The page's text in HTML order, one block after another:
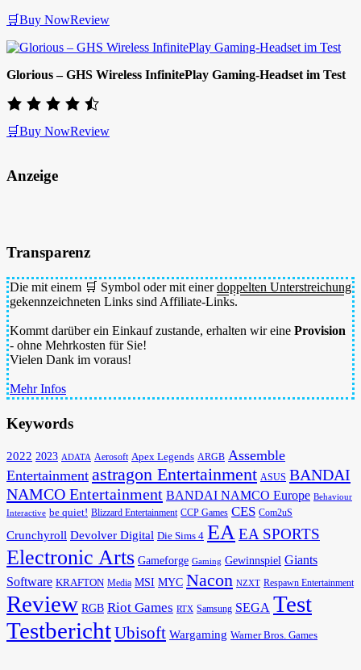
🛒Buy NowReview
Glorious – GHS Wireless InfinitePlay Gaming-Headset im Test
🛒Buy NowReview
Anzeige
Transparenz
Die mit einem 🛒 Symbol oder mit einerdoppelten Unterstreichung
gekennzeichneten Links sind Affiliate-Links.
Kommt darüber ein Einkauf zustande, erhalten wir eine Provision
- ohne Mehrkosten für Sie!
Vielen Dank im voraus!
Mehr Infos
Keywords
2022 2023 ADATA Aerosoft Apex Legends ARGB Assemble
Entertainment astragon Entertainment ASUS BANDAI
NAMCO Entertainment BANDAI NAMCO Europe Behaviour
Interactive be quiet! Blizzard Entertainment CCP Games CES Com2uS
Crunchyroll Devolver Digital Die Sims 4 EAEA SPORTS
Electronic Arts Gameforge Gaming Gewinnspiel Giants
Software KRAFTON Media MSI MYC Nacon NZXT Respawn Entertainment
Review RGB Riot Games RTX Samsung SEGA Test
TestberichtUbisoft Wargaming Warner Bros. Games